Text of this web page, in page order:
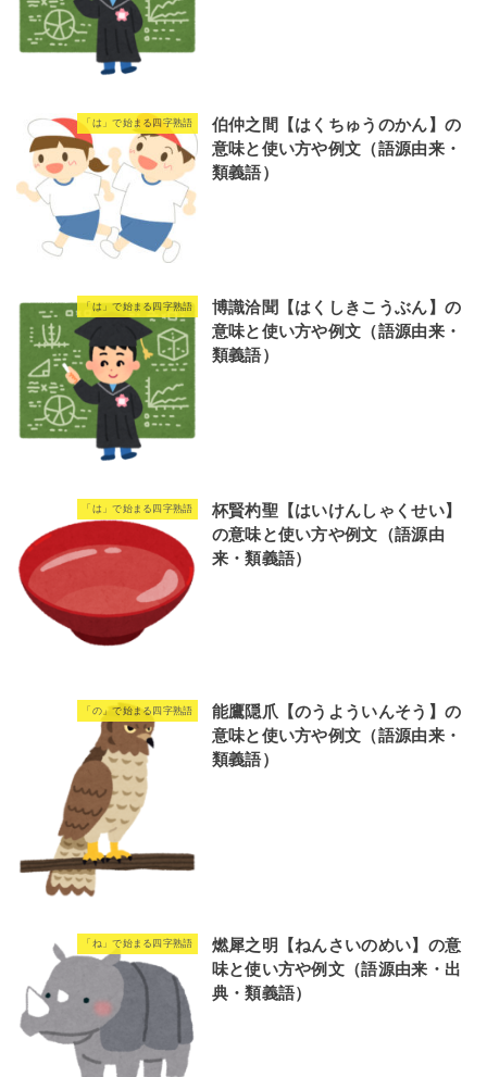
「は」で始まる四字熟語
伯仲之間【はくちゅうのかん】の
意味と使い方や例文（語源由来・
類義語）
「は」で始まる四字熟語
博識洽聞【はくしきこうぶん】の
意味と使い方や例文（語源由来・
類義語）
「は」で始まる四字熟語
杯賢杓聖【はいけんしゃくせい】
の意味と使い方や例文（語源由
来・類義語）
「の」で始まる四字熟語
能鷹隠爪【のうよういんそう】の
意味と使い方や例文（語源由来・
類義語）
「ね」で始まる四字熟語
燃犀之明【ねんさいのめい】の意
味と使い方や例文（語源由来・出
典・類義語）